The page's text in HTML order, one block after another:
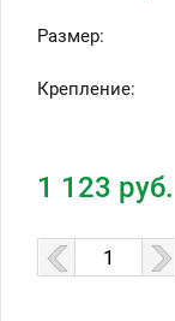
Размер:
Крепление:
1 123 руб.